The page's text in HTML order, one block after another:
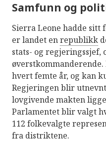
Samfunn og
Sierra Leone hadde sitt
er landet enrepublikk
stats- og
hvert femte år, og kan
Regjeringen blir
lovgivende makten
Parlamentet blir valgt
112 folkevalgte
fra distriktene.